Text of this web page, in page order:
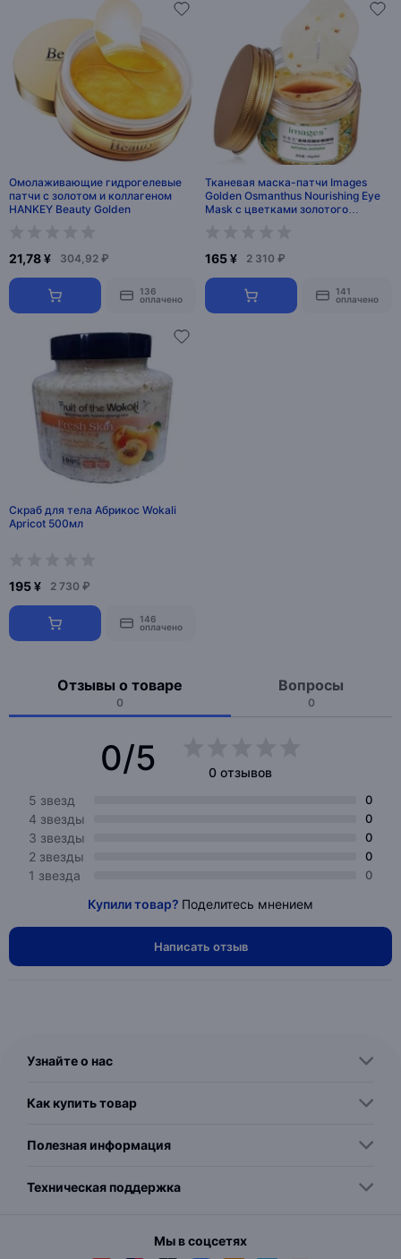
Омолаживающие гидрогелевые
патчи с золотом и коллагеном
HANKEY Beauty Golden
21,78 ¥ 304,92 ₽
136
оплачено
Тканевая маска-патчи Images
Golden Osmanthus Nourishing Eye
Mask с цветками золотого
165 ¥ 2 310 ₽
141
оплачено
Скраб для тела Абрикос Wokali
Apricot 500мл
195 ¥ 2 730 ₽
146
оплачено
Отзывы о товаре
0
Вопросы
0
0/5
0 отзывов
5 звезд
0
4 звезды 0
3 звезды 0
2 звезды 0
1 звезда 0
Купили товар? Поделитесь мнением
Написать отзыв
Узнайте о нас
Как купить товар
Полезная информация
Техническая поддержка
Мы в соцсетях